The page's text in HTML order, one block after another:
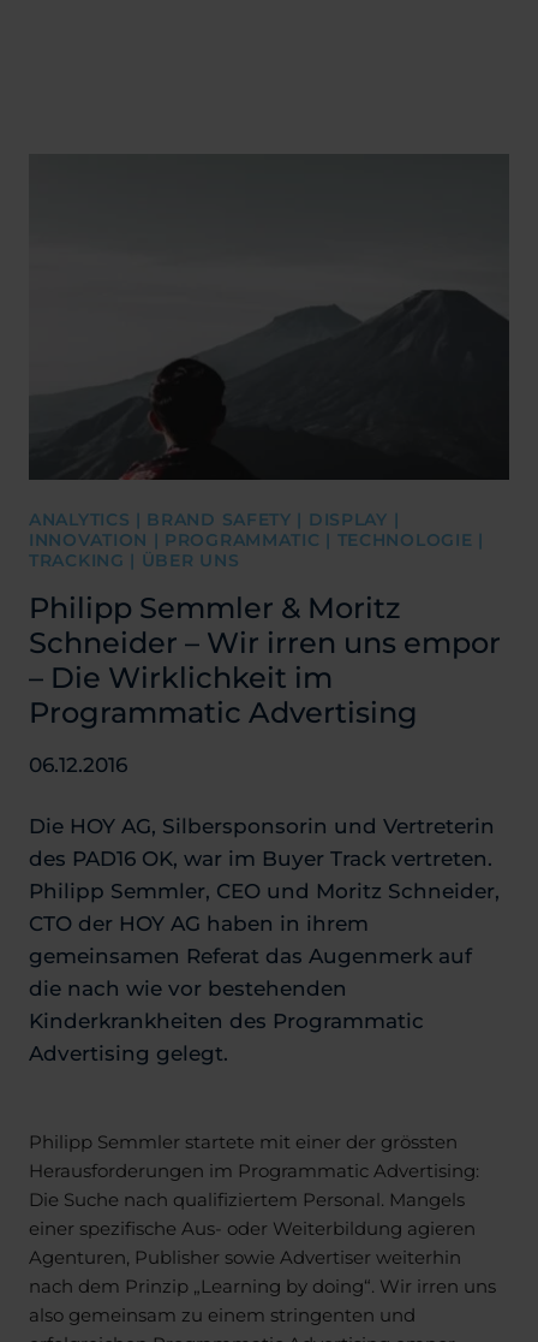
ANALYTICS | BRAND SAFETY | DISPLAY |
INNOVATION | PROGRAMMATIC | TECHNOLOGIE |
TRACKING | ÜBER UNS
Philipp Semmler & Moritz
Schneider – Wir irren uns empor
– Die Wirklichkeit im
Programmatic Advertising
06.12.2016
Die HOY AG, Silbersponsorin und Vertreterin
des PAD16 OK, war im Buyer Track vertreten.
Philipp Semmler, CEO und Moritz Schneider,
CTO der HOY AG haben in ihrem
gemeinsamen Referat das Augenmerk auf
die nach wie vor bestehenden
Kinderkrankheiten des Programmatic
Advertising gelegt.
Philipp Semmler startete mit einer der grössten
Herausforderungen im Programmatic Advertising:
Die Suche nach qualifiziertem Personal. Mangels
einer spezifische Aus- oder Weiterbildung agieren
Agenturen, Publisher sowie Advertiser weiterhin
nach dem Prinzip „Learning by doing“. Wir irren uns
also gemeinsam zu einem stringenten und